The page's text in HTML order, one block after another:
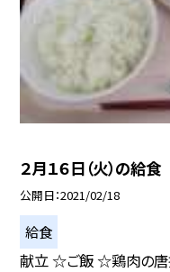
２月１６日（火）の給食
公開日 2021/02/18
給食
献立 ☆ご飯 ☆鶏肉の